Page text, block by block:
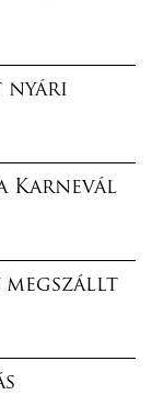
nyári
Karnevál
megszállt